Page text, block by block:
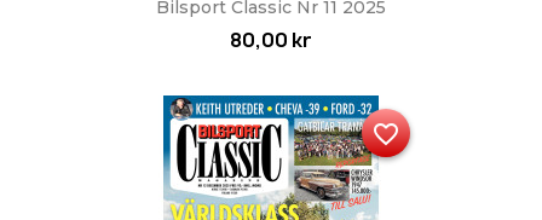
Bilsport Classic Nr 11 2025
80,00 kr
favorite_border